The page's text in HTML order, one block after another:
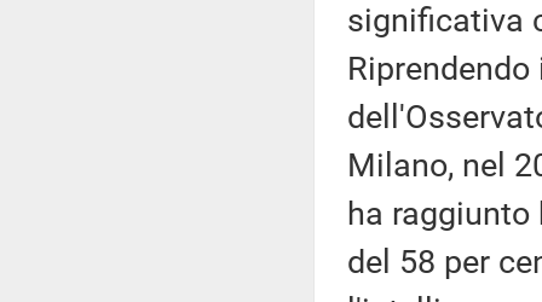
significativa
Milano, nel
ha raggiunto
del 58 per